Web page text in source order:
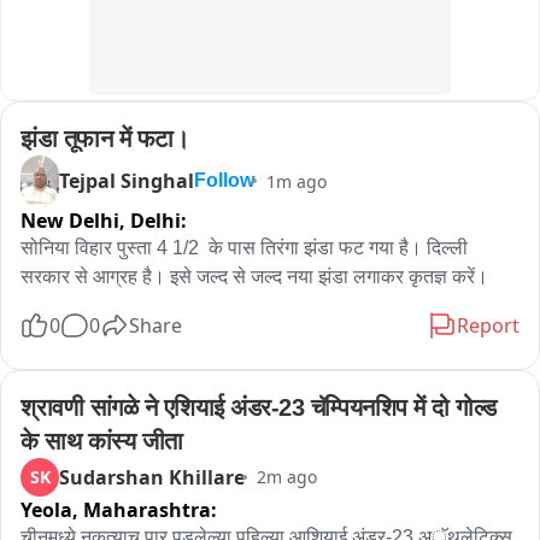
झंडा तूफान में फटा।
Tejpal Singhal Follow 1m ago
New Delhi, Delhi:
सोनिया विहार पुस्ता 4 1/2  के पास तिरंगा झंडा फट गया है। दिल्ली
सरकार से आग्रह है। इसे जल्द से जल्द नया झंडा लगाकर कृतज्ञ करें।
0 0 Share Report
श्रावणी सांगळे ने एशियाई अंडर-23 चॅम्पियनशिप में दो गोल्ड
के साथ कांस्य जीता
SK Sudarshan Khillare 2m ago
Yeola, Maharashtra: